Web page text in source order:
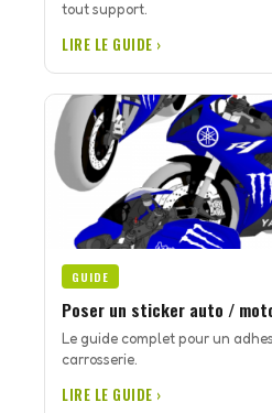
tout support.
LIRE LE GUIDE ›
GUIDE
Poser un sticker auto /
Le guide complet pour un
carrosserie.
LIRE LE GUIDE ›